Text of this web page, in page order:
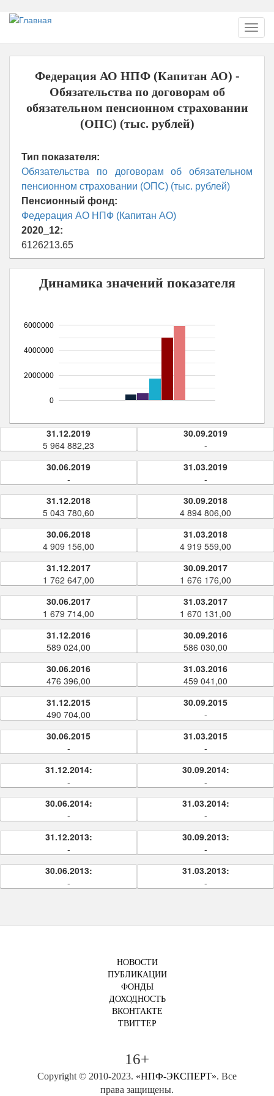
Перейти
основному
содержанию
Федерация АО НПФ (Капитан АО) -
Обязательства по договорам об
обязательном пенсионном страховании
(ОПС) (тыс. рублей)
Тип показателя:
Обязательства по договорам об обязательном
пенсионном страховании (ОПС) (тыс. рублей)
Пенсионный фонд:
Федерация АО НПФ (Капитан АО)
2020_12:
6126213.65
Динамика значений показателя
0
2000000
4000000
6000000
31.12.2019
5 964 882,23
30.09.2019
-
30.06.2019
-
31.03.2019
-
31.12.2018
5 043 780,60
30.09.2018
4 894 806,00
30.06.2018
4 909 156,00
31.03.2018
4 919 559,00
31.12.2017
1 762 647,00
30.09.2017
1 676 176,00
30.06.2017
1 679 714,00
31.03.2017
1 670 131,00
31.12.2016
589 024,00
30.09.2016
586 030,00
30.06.2016
476 396,00
31.03.2016
459 041,00
31.12.2015
490 704,00
30.09.2015
-
30.06.2015
-
31.03.2015
-
31.12.2014:
-
30.09.2014:
-
30.06.2014:
-
31.03.2014:
-
31.12.2013:
-
30.09.2013:
-
30.06.2013:
-
31.03.2013:
-
НОВОСТИ
ПУБЛИКАЦИИ
ФОНДЫ
ДОХОДНОСТЬ
ВКОНТАКТЕ
ТВИТТЕР
16+
Copyright © 2010-2023. «НПФ-ЭКСПЕРТ». Все
права защищены.